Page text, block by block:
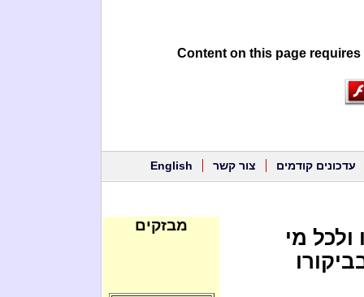
Content on this page
עדכונים קודמים צור קשר English
מי
מבזקים